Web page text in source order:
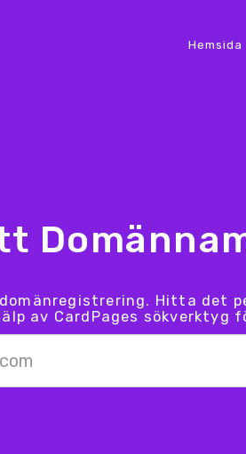
Hemsida
Hitta det
av CardPages sökverktyg